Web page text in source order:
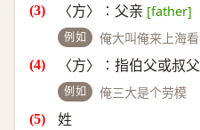
〈方〉∶父亲 [father]
例如 俺大叫俺来上海
〈方〉∶指伯父或叔父
例如 俺三大是个劳模
姓